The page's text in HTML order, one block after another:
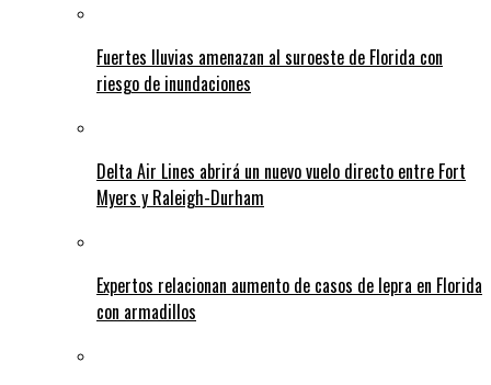
Fuertes lluvias amenazan al suroeste de Florida con
riesgo de inundaciones
Delta Air Lines abrirá un nuevo vuelo directo entre Fort
Myers y Raleigh-Durham
Expertos relacionan aumento de casos de lepra en Florida
con armadillos